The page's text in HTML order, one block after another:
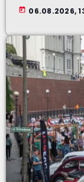
today 06.08.2026,